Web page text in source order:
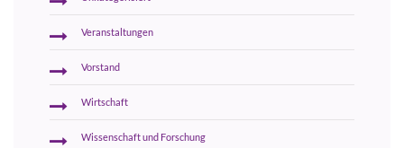
Veranstaltungen
Vorstand
Wirtschaft
Wissenschaft und Forschung